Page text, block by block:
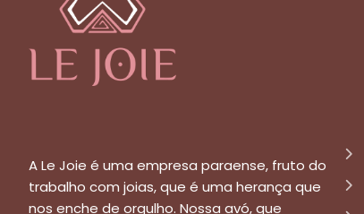
A Le Joie é uma empresa paraense, fruto do
trabalho com joias, que é uma herança que
nos enche de orgulho. Nossa avó, que